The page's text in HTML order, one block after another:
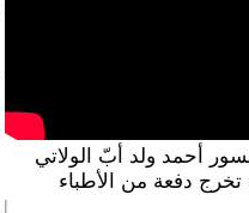
أحمد ولد أبّ الولاتي
تخرج دفعة من الأطباء